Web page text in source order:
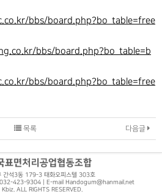
bbs/board.php?bo_table=free
bbs/board.php?bo_table=b
bbs/board.php?bo_table=free
다음글
목록
간석3동 179-3 태화오피스텔 303호
423-9304 | E-mail Handogum@hanmail.net
Kbiz. ALL RIGHTS RESERVED.